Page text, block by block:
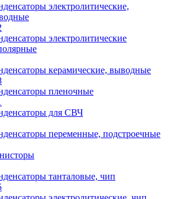
электролитические,
электролитические
керамические, выводные
пленочные
для СВЧ
переменные, подстроечные
танталовые, чип